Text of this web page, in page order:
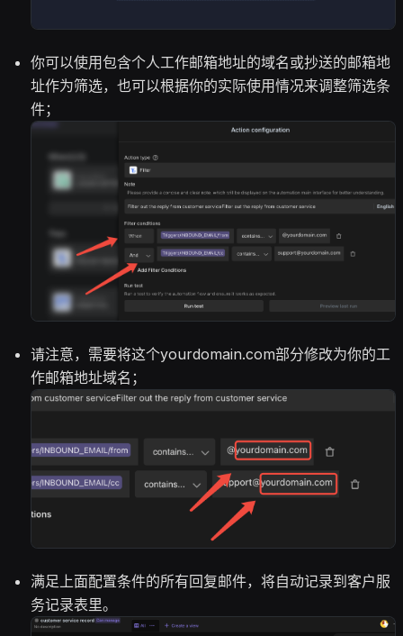
你可以使用包含个人工作邮箱地址的域名或抄送的邮箱地
址作为筛选，也可以根据你的实际使用情况来调整筛选条
件；
请注意，需要将这个yourdomain.com部分修改为你的工
作邮箱地址域名；
满足上面配置条件的所有回复邮件，将自动记录到客户服
务记录表里。